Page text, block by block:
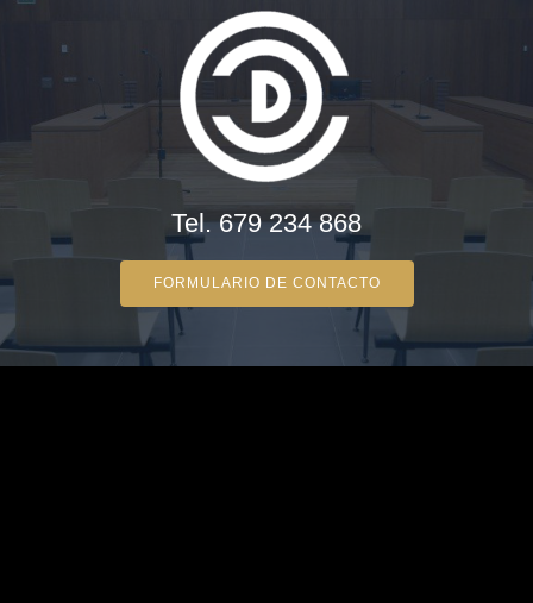
Tel. 679 234 868
FORMULARIO DE CONTACTO